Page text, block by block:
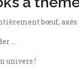
bœuf,
…
univers !